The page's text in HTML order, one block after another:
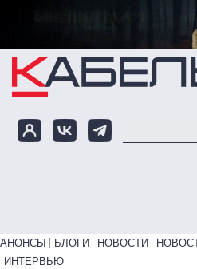
Перейти к основному
Primary links bottom
АНОНСЫ БЛОГИ НОВОСТИ
ИНТЕРВЬЮ